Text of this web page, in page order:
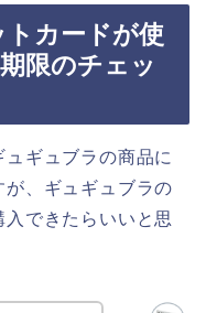
カードが使
限のチェッ
ギュブラの商品に
、ギュギュブラの
できたらいいと思